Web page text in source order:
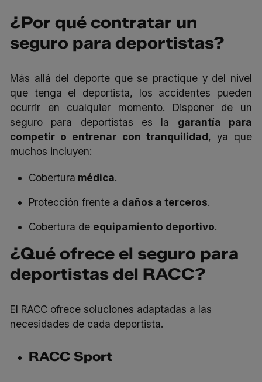
¿Por qué contratar un
seguro para deportistas?
Más allá del deporte que se practique y del nivel
que tenga el deportista, los accidentes pueden
ocurrir en cualquier momento. Disponer de un
seguro para deportistas es la garantía para
competir o entrenar con tranquilidad, ya que
muchos incluyen:
Cobertura médica.
Protección frente a daños a terceros.
Cobertura de equipamiento deportivo.
¿Qué ofrece el seguro para
deportistas del RACC?
El RACC ofrece soluciones adaptadas a las
necesidades de cada deportista.
RACC Sport